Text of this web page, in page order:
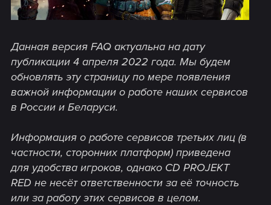
Данная версия FAQ актуальна на дату
публикации 4 апреля 2022 года. Мы будем
обновлять эту страницу по мере появления
важной информации о работе наших сервисов
в России и Беларуси.
Информация о работе сервисов третьих лиц (в
частности, сторонних платформ) приведена
для удобства игроков, однако CD PROJEKT
RED не несёт ответственности за её точность
или за работу этих сервисов в целом.